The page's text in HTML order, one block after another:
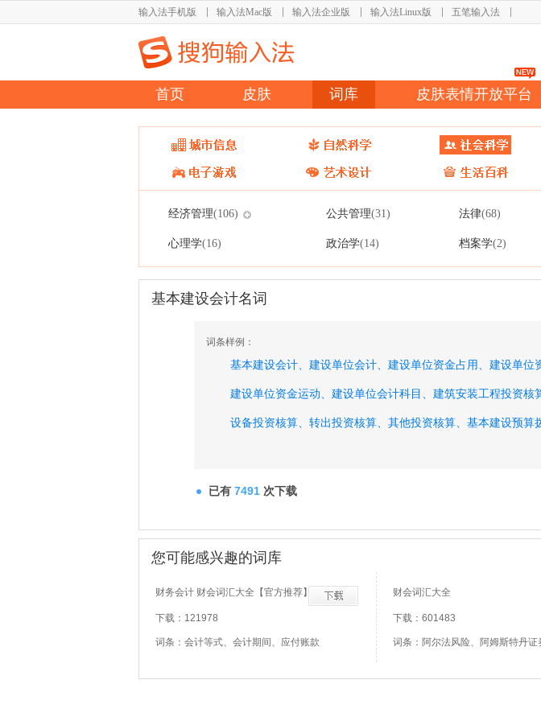
输入法手机版 输入法Mac版 输入法企业版 输入法Linux版 五笔输入法
首页 皮肤 词库 皮肤表情开放平台
经济管理(106) 公共管理(31) 法律(68)
心理学(16) 政治学(14) 档案学(2)
基本建设会计名词
词条样例：
基本建设会计、 建设单位会计、 建设单位资金占用、 建设单位
建设单位资金运动、 建设单位会计科目、 建筑安装工程投资核
设备投资核算、 转出投资核算、 其他投资核算、 基本建设预算
已有 7491 次下载
您可能感兴趣的词库
财务会计 财会词汇大全【官方推荐】
下载：121978
词条：会计等式、会计期间、应付账款
财会词汇大全
下载：601483
词条：阿尔法风险、阿姆斯特丹证